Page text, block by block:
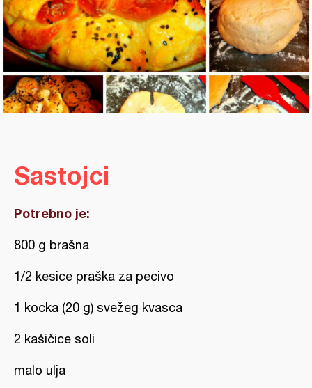
Sastojci
Potrebno je:
800 g brašna
1/2 kesice praška za pecivo
1 kocka (20 g) svežeg kvasca
2 kašičice soli
malo ulja